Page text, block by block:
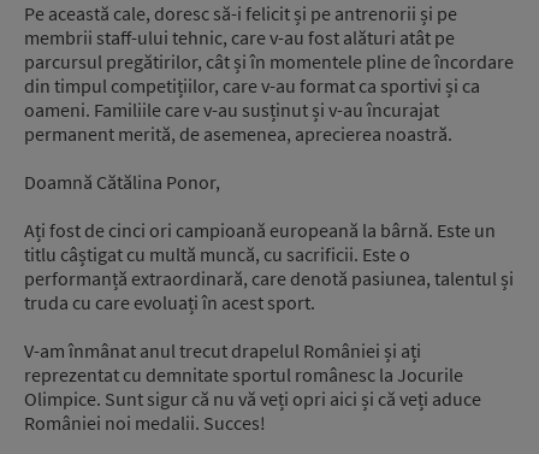
Pe această cale, doresc să-i felicit și pe antrenorii și pe
membrii staff-ului tehnic, care v-au fost alături atât pe
parcursul pregătirilor, cât și în momentele pline de încordare
din timpul competițiilor, care v-au format ca sportivi și ca
oameni. Familiile care v-au susținut și v-au încurajat
permanent merită, de asemenea, aprecierea noastră.
Doamnă Cătălina Ponor,
Ați fost de cinci ori campioană europeană la bârnă. Este un
titlu câștigat cu multă muncă, cu sacrificii. Este o
performanță extraordinară, care denotă pasiunea, talentul și
truda cu care evoluați în acest sport.
V-am înmânat anul trecut drapelul României și ați
reprezentat cu demnitate sportul românesc la Jocurile
Olimpice. Sunt sigur că nu vă veți opri aici și că veți aduce
României noi medalii. Succes!